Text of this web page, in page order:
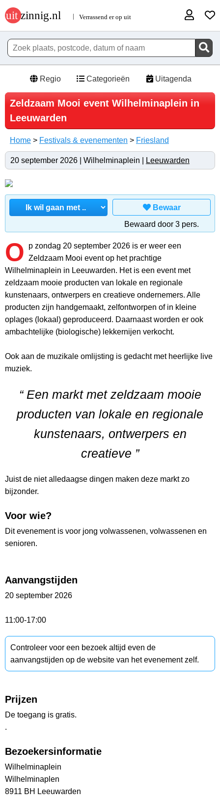
Regio Categorieën Uitagenda
Zeldzaam Mooi event Wilhelminaplein in
Leeuwarden
Home > Festivals & evenementen > Friesland
20 september 2026 | Wilhelminaplein | Leeuwarden
Bewaar
Bewaard door 3 pers.
O
p zondag 20 september 2026 is er weer een
Zeldzaam Mooi event op het prachtige
Wilhelminaplein in Leeuwarden. Het is een event met
zeldzaam mooie producten van lokale en regionale
kunstenaars, ontwerpers en creatieve ondernemers. Alle
producten zijn handgemaakt, zelfontworpen of in kleine
oplages (lokaal) geproduceerd. Daarnaast worden er ook
ambachtelijke (biologische) lekkernijen verkocht.
Ook aan de muzikale omlijsting is gedacht met heerlijke live
muziek.
“ Een markt met zeldzaam mooie
producten van lokale en regionale
kunstenaars, ontwerpers en
creatieve ”
Juist de niet alledaagse dingen maken deze markt zo
bijzonder.
Voor wie?
Dit evenement is voor jong volwassenen, volwassenen en
senioren.
Aanvangstijden
20 september 2026
11:00-17:00
Controleer voor een bezoek altijd even de
aanvangstijden op de website van het evenement zelf.
Prijzen
De toegang is gratis.
.
Bezoekersinformatie
Wilhelminaplein
Wilhelminaplen
8911 BH Leeuwarden